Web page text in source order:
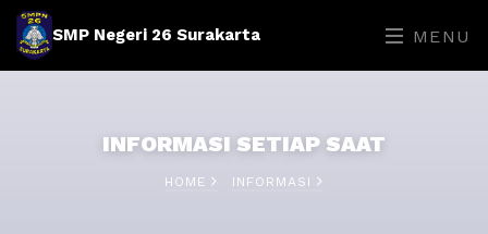
SMP Negeri 26 Surakarta MENU
INFORMASI SETIAP SAAT
HOME INFORMASI